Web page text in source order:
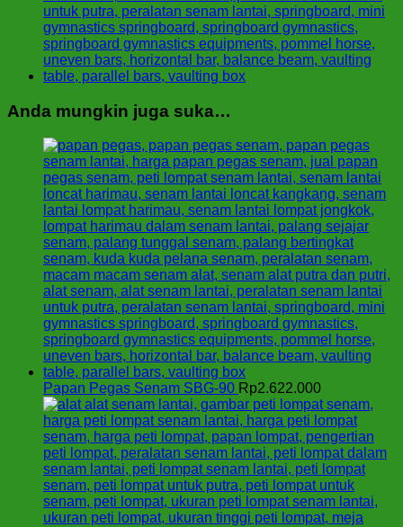
Anda mungkin juga suka…
Papan Pegas Senam SBG-90 Rp2.622.000